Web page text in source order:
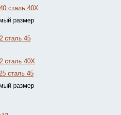
сталь 40Х
размер
сталь 45
сталь 40Х
сталь 45
размер